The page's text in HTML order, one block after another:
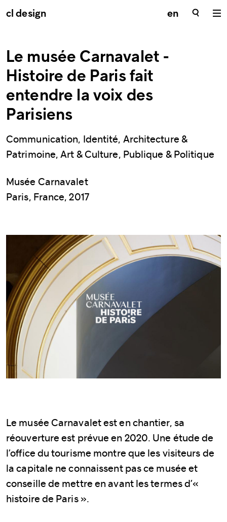
cl design en
Le musée Carnavalet -
Histoire de Paris fait
entendre la voix des
Parisiens
Communication, Identité, Architecture &
Patrimoine, Art & Culture, Publique & Politique
Musée Carnavalet
Paris, France, 2017
Le musée Carnavalet est en chantier, sa
réouverture est prévue en 2020. Une étude de
l’office du tourisme montre que les visiteurs de
la capitale ne connaissent pas ce musée et
conseille de mettre en avant les termes d’«
histoire de Paris ».